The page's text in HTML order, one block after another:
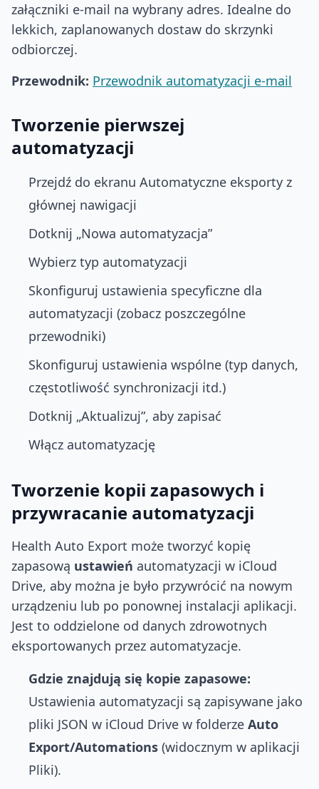
załączniki e-mail na wybrany adres. Idealne do
lekkich, zaplanowanych dostaw do skrzynki
odbiorczej.
Przewodnik: Przewodnik automatyzacji e-mail
Tworzenie pierwszej
automatyzacji
Przejdź do ekranu Automatyczne eksporty z
głównej nawigacji
Dotknij „Nowa automatyzacja”
Wybierz typ automatyzacji
Skonfiguruj ustawienia specyficzne dla
automatyzacji (zobacz poszczególne
przewodniki)
Skonfiguruj ustawienia wspólne (typ danych,
częstotliwość synchronizacji itd.)
Dotknij „Aktualizuj”, aby zapisać
Włącz automatyzację
Tworzenie kopii zapasowych i
przywracanie automatyzacji
Health Auto Export może tworzyć kopię
zapasową ustawień automatyzacji w iCloud
Drive, aby można je było przywrócić na nowym
urządzeniu lub po ponownej instalacji aplikacji.
Jest to oddzielone od danych zdrowotnych
eksportowanych przez automatyzacje.
Gdzie znajdują się kopie zapasowe:
Ustawienia automatyzacji są zapisywane jako
pliki JSON w iCloud Drive w folderze Auto
Export/Automations (widocznym w aplikacji
Pliki).